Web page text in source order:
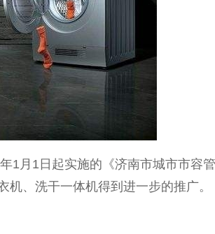
1月1日起实施的《济南市城市市容
、洗干一体机得到进一步的推广。